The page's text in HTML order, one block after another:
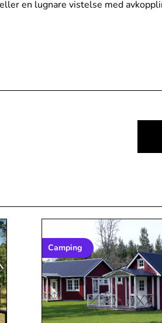
en lugnare vistelse med
Camping